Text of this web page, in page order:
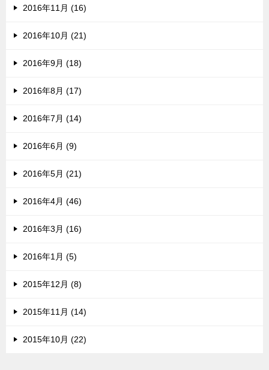
2016年11月 (16)
2016年10月 (21)
2016年9月 (18)
2016年8月 (17)
2016年7月 (14)
2016年6月 (9)
2016年5月 (21)
2016年4月 (46)
2016年3月 (16)
2016年1月 (5)
2015年12月 (8)
2015年11月 (14)
2015年10月 (22)